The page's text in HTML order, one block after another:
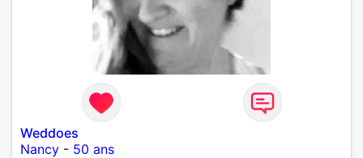
Weddoes
Nancy - 50 ans